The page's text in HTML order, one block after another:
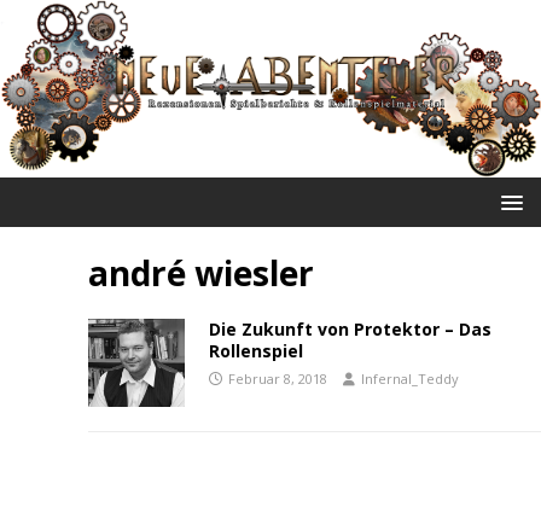
andré wiesler
Die Zukunft von Protektor – Das
Rollenspiel
Februar 8, 2018 Infernal_Teddy